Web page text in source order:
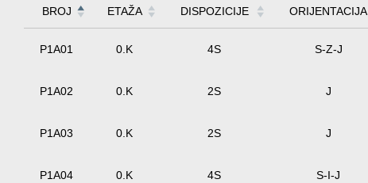
BROJ ETAŽA DISPOZICIJE ORIJENTACIJA
P1A01 0.K 4S S-Z-J
P1A02 0.K 2S J
P1A03 0.K 2S J
P1A04 0.K 4S S-I-J